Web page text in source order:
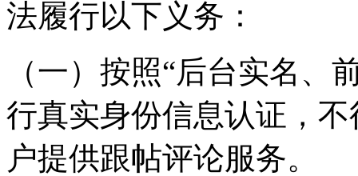
法履行以下义务：
（一）按照“后台实名、
行真实身份信息认证，
户提供跟帖评论服务。